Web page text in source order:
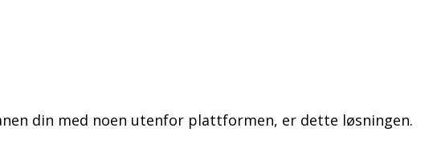
din med noen utenfor plattformen, er dette løsningen.